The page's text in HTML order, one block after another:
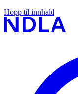
Hopp til innhald